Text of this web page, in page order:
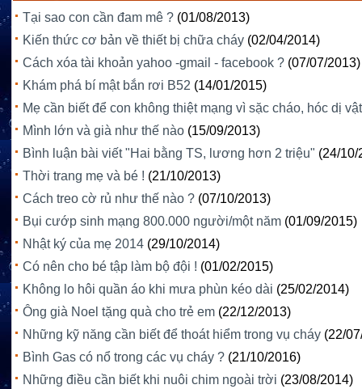
Tại sao con cần đam mê ? (01/08/2013)
Kiến thức cơ bản về thiết bị chữa cháy (02/04/2014)
Cách xóa tài khoản yahoo -gmail - facebook ? (07/07/2013)
Khám phá bí mật bắn rơi B52 (14/01/2015)
Mẹ cần biết để con không thiệt mạng vì sặc cháo, hóc dị vật
Mình lớn và già như thế nào (15/09/2013)
Bình luận bài viết "Hai bằng TS, lương hơn 2 triệu" (24/10/
Thời trang mẹ và bé ! (21/10/2013)
Cách treo cờ rủ như thế nào ? (07/10/2013)
Bụi cướp sinh mạng 800.000 người/một năm (01/09/2015)
Nhật ký của mẹ 2014 (29/10/2014)
Có nên cho bé tập làm bộ đội ! (01/02/2015)
Không lo hôi quần áo khi mưa phùn kéo dài (25/02/2014)
Ông già Noel tặng quà cho trẻ em (22/12/2013)
Những kỹ năng cần biết để thoát hiểm trong vụ cháy (22/
Bình Gas có nổ trong các vụ cháy ? (21/10/2016)
Những điều cần biết khi nuôi chim ngoài trời (23/08/2014)